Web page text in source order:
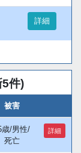
詳細
5件)
被害
歳/男性/
死亡
詳細